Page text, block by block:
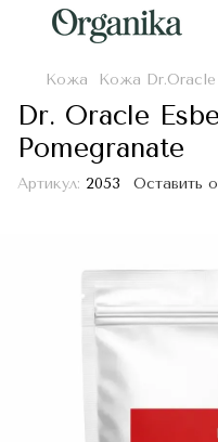
Кожа Кожа Dr.Oracle
Dr. Oracle
Pomegranate
Артикул: 2053 Оставить